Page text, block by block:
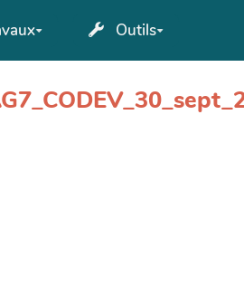
Outils